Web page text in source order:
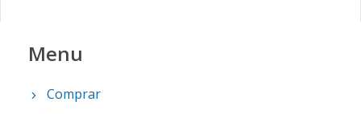
Menu
Comprar